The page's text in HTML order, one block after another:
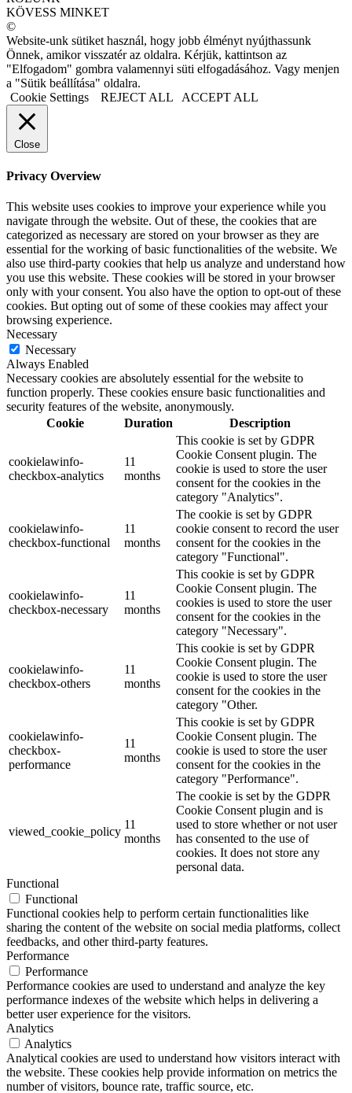
KÖVESS MINKET
©
Website-unk sütiket használ, hogy jobb élményt nyújthassunk
Önnek, amikor visszatér az oldalra. Kérjük, kattintson az
"Elfogadom" gombra valamennyi süti elfogadásához. Vagy menjen
a "Sütik beállítása" oldalra.
Cookie Settings
REJECT ALL ACCEPT ALL
Close
Privacy Overview
This website uses cookies to improve your experience while you
navigate through the website. Out of these, the cookies that are
categorized as necessary are stored on your browser as they are
essential for the working of basic functionalities of the website. We
also use third-party cookies that help us analyze and understand how
you use this website. These cookies will be stored in your browser
only with your consent. You also have the option to opt-out of these
cookies. But opting out of some of these cookies may affect your
browsing experience.
Necessary
Necessary
Always Enabled
Necessary cookies are absolutely essential for the website to
function properly. These cookies ensure basic functionalities and
security features of the website, anonymously.
Cookie
Duration Description
cookielawinfo-
checkbox-analytics
11
months
This cookie is set by GDPR
Cookie Consent plugin. The
cookie is used to store the user
consent for the cookies in the
category "Analytics".
cookielawinfo-
checkbox-functional
11
months
The cookie is set by GDPR
cookie consent to record the user
consent for the cookies in the
category "Functional".
cookielawinfo-
checkbox-necessary
11
months
This cookie is set by GDPR
Cookie Consent plugin. The
cookies is used to store the user
consent for the cookies in the
category "Necessary".
cookielawinfo-
checkbox-others
11
months
This cookie is set by GDPR
Cookie Consent plugin. The
cookie is used to store the user
consent for the cookies in the
category "Other.
cookielawinfo-
checkbox-
performance
11
months
This cookie is set by GDPR
Cookie Consent plugin. The
cookie is used to store the user
consent for the cookies in the
category "Performance".
viewed_cookie_policy
11
months
The cookie is set by the GDPR
Cookie Consent plugin and is
used to store whether or not user
has consented to the use of
cookies. It does not store any
personal data.
Functional
Functional
Functional cookies help to perform certain functionalities like
sharing the content of the website on social media platforms, collect
feedbacks, and other third-party features.
Performance
Performance
Performance cookies are used to understand and analyze the key
performance indexes of the website which helps in delivering a
better user experience for the visitors.
Analytics
Analytics
Analytical cookies are used to understand how visitors interact with
the website. These cookies help provide information on metrics the
number of visitors, bounce rate, traffic source, etc.